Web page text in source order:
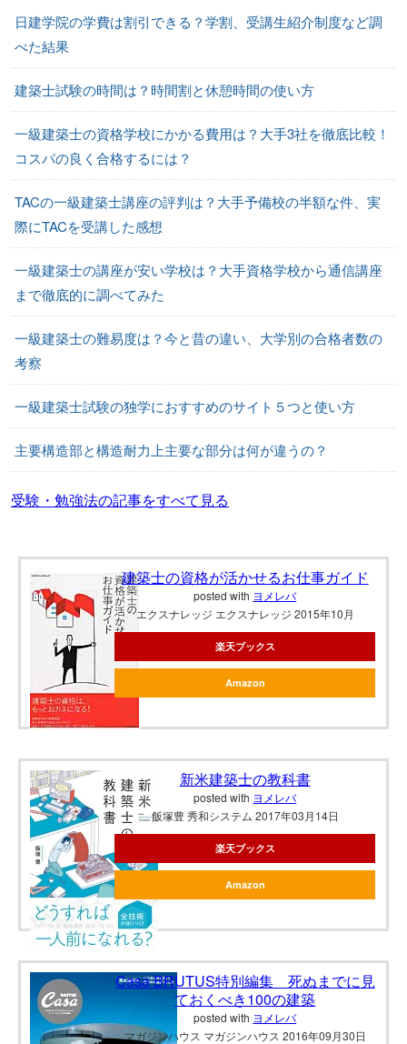
日建学院の学費は割引できる？学割、受講生紹介制度など調
べた結果
建築士試験の時間は？時間割と休憩時間の使い方
一級建築士の資格学校にかかる費用は？大手3社を徹底比較！
コスパの良く合格するには？
TACの一級建築士講座の評判は？大手予備校の半額な件、実
際にTACを受講した感想
一級建築士の講座が安い学校は？大手資格学校から通信講座
まで徹底的に調べてみた
一級建築士の難易度は？今と昔の違い、大学別の合格者数の
考察
一級建築士試験の独学におすすめのサイト５つと使い方
主要構造部と構造耐力上主要な部分は何が違うの？
受験・勉強法の記事をすべて見る
建築士の資格が活かせるお仕事ガイド
posted with ヨメレバ
エクスナレッジ エクスナレッジ 2015年10月
楽天ブックス
Amazon
新米建築士の教科書
posted with ヨメレバ
飯塚豊 秀和システム 2017年03月14日
楽天ブックス
Amazon
Casa BRUTUS特別編集 死ぬまでに見
ておくべき100の建築
posted with ヨメレバ
マガジンハウス マガジンハウス 2016年09月30日